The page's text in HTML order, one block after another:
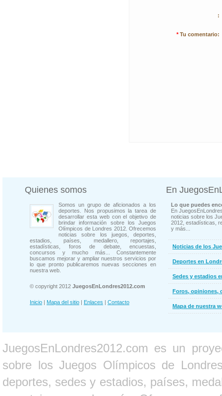
:
* Tu comentario:
Quienes somos
Somos un grupo de aficionados a los
deportes. Nos propusimos la tarea de
desarrollar esta web con el objetivo de
brindar información sobre los Juegos
Olímpicos de Londres 2012. Ofrecemos
noticias sobre los juegos, deportes,
estadios, países, medallero, reportajes,
estadísticas, foros de debate, encuestas,
concursos y mucho más... Constantemente
buscamos mejorar y ampliar nuestros servicios por
lo que pronto publicaremos nuevas secciones en
nuestra web.
© copyright 2012 JuegosEnLondres2012.com
Inicio | Mapa del sitio | Enlaces | Contacto
En
Lo que puedes
En
noticias sobre los
2012, estadísticas,
y más...
Noticias de los
Deportes en
Sedes y estadios
Foros, opiniones,
Mapa de nuestra
JuegosEnLondres2012.com es un
sobre los Juegos Olímpicos de
deportes, sedes y estadios, países,